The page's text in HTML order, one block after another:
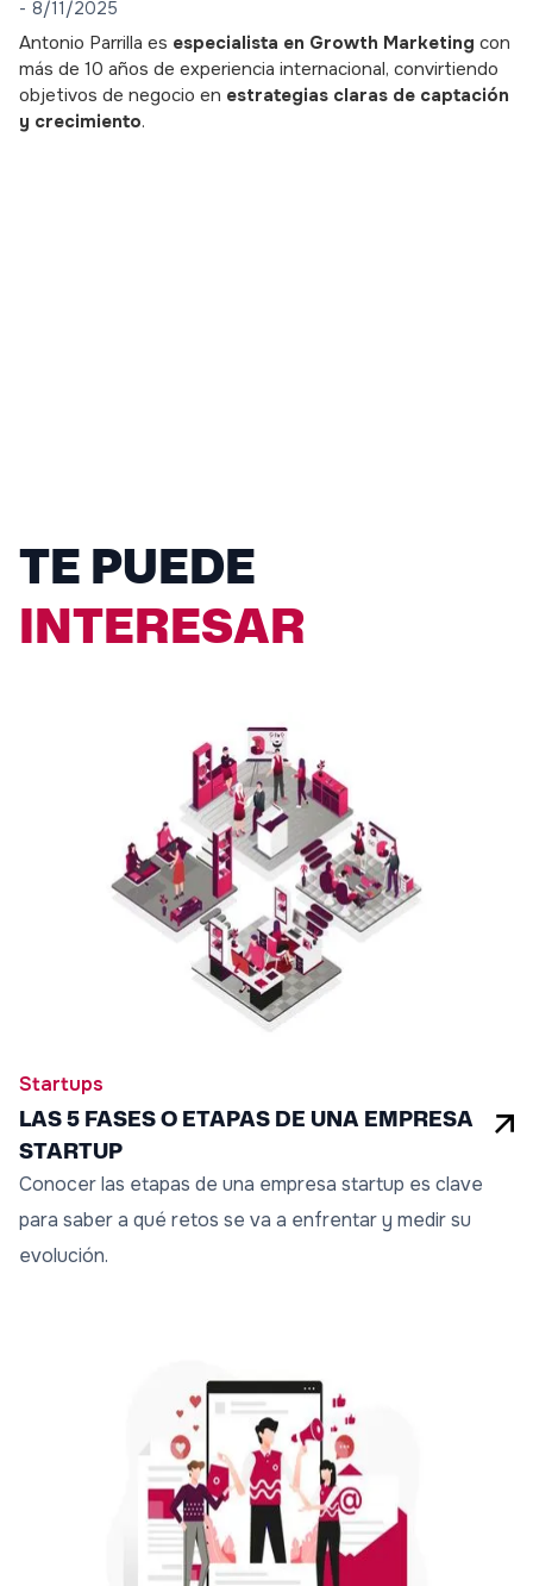
- 8/11/2025
Antonio Parrilla es especialista en Growth Marketing con
más de 10 años de experiencia internacional, convirtiendo
objetivos de negocio en estrategias claras de captación
y crecimiento.
TE PUEDE
INTERESAR
Startups
LAS 5 FASES O ETAPAS DE UNA EMPRESA
STARTUP
Conocer las etapas de una empresa startup es clave
para saber a qué retos se va a enfrentar y medir su
evolución.